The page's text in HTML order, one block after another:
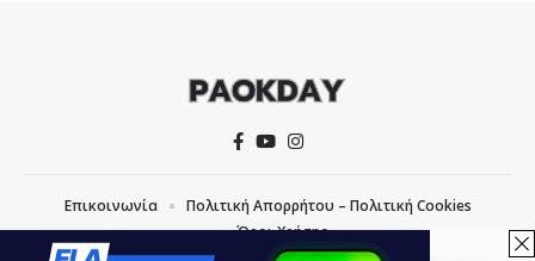
Επικοινωνία
Πολιτική Απορρήτου – Πολιτική Cookies
Όροι Χρήσης